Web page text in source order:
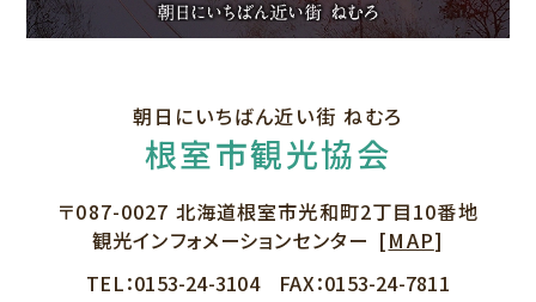
朝日にいちばん近い街 ねむろ
根室市観光協会
〒087-0027 北海道根室市光和町2丁目10番地
観光インフォメーションセンター [MAP]
TEL：0153-24-3104 FAX：0153-24-7811